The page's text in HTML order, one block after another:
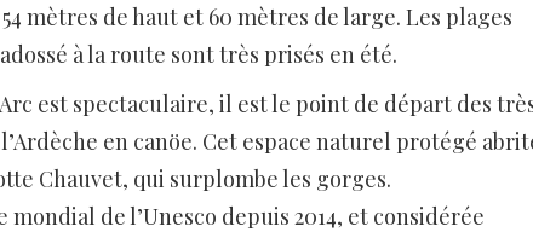
mètres de haut et 60 mètres de large. Les plages
à la route sont très prisés en été.
est spectaculaire, il est le point de départ des
en canöe. Cet espace naturel protégé
Chauvet, qui surplombe les gorges.
de l’Unesco depuis 2014, et considérée